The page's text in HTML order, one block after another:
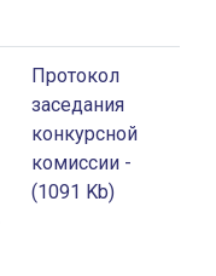
Протокол
заседания
конкурсной
комиссии -
(1091 Kb)